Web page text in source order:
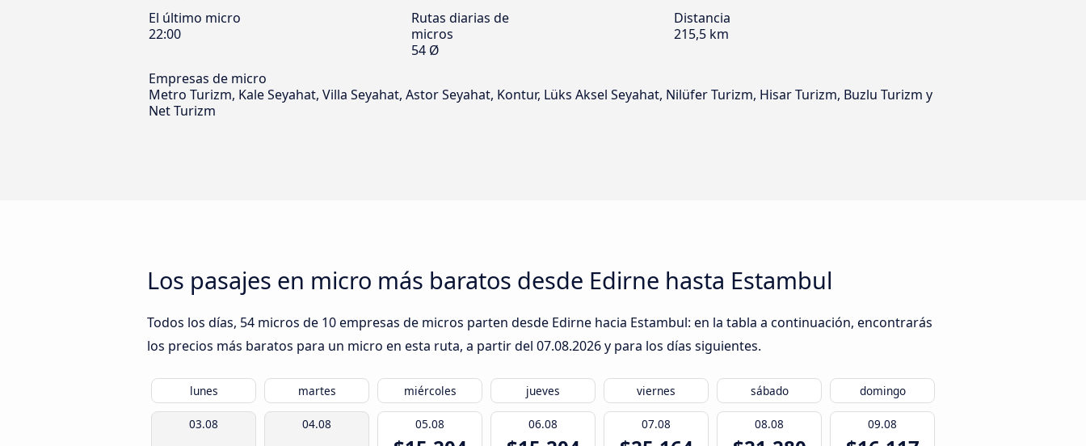
El último micro
22:00
Rutas diarias de
micros
54 Ø
Distancia
215,5 km
Empresas de micro
Metro Turizm, Kale Seyahat, Villa Seyahat, Astor Seyahat, Kontur, Lüks Aksel Seyahat, Nilüfer Turizm, Hisar Turizm, Buzlu Turizm y
Net Turizm
Los pasajes en micro más baratos desde Edirne hasta Estambul
Todos los días, 54 micros de 10 empresas de micros parten desde Edirne hacia Estambul: en la tabla a continuación, encontrarás
los precios más baratos para un micro en esta ruta, a partir del 07.08.2026y para los días siguientes.
lunes martes miércoles jueves viernes sábado domingo
03.08 04.08 05.08 06.08 07.08 08.08 09.08